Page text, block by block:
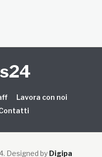
Lavora con noi
. Designed by Digipa